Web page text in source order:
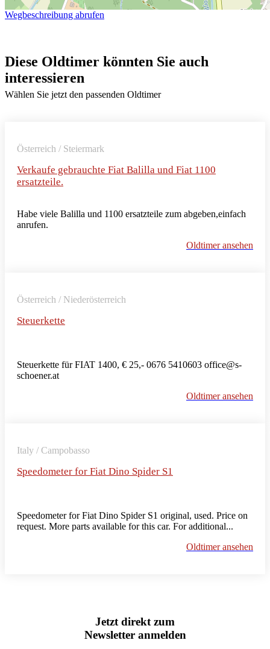
Wegbeschreibung abrufen
Diese Oldtimer könnten Sie auch
interessieren
Wählen Sie jetzt den passenden Oldtimer
Österreich / Steiermark
Verkaufe gebrauchte Fiat Balilla und Fiat 1100
ersatzteile.
Habe viele Balilla und 1100 ersatzteile zum abgeben,einfach
anrufen.
Oldtimer ansehen
Österreich / Niederösterreich
Steuerkette
Steuerkette für FIAT 1400, € 25,- 0676 5410603 office@s-
schoener.at
Oldtimer ansehen
Italy / Campobasso
Speedometer for Fiat Dino Spider S1
Speedometer for Fiat Dino Spider S1 original, used. Price on
request. More parts available for this car. For additional...
Oldtimer ansehen
Jetzt direkt zum
Newsletter anmelden